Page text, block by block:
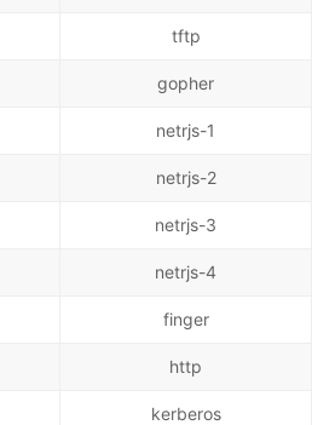
tftp
gopher
netrjs-1
netrjs-2
netrjs-3
netrjs-4
finger
http
kerberos